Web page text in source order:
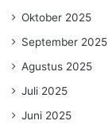
Oktober 2025
September 2025
Agustus 2025
Juli 2025
Juni 2025